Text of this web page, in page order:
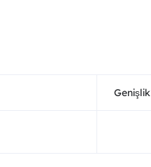
Genişlik